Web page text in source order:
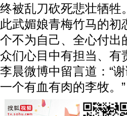
终被乱刀砍死悲壮牺牲
此武媚娘青梅竹马的
个不为自己、全心付出
众们心目中有担当、有
李晨微博中留言道：“
一个有血有肉的李牧。”